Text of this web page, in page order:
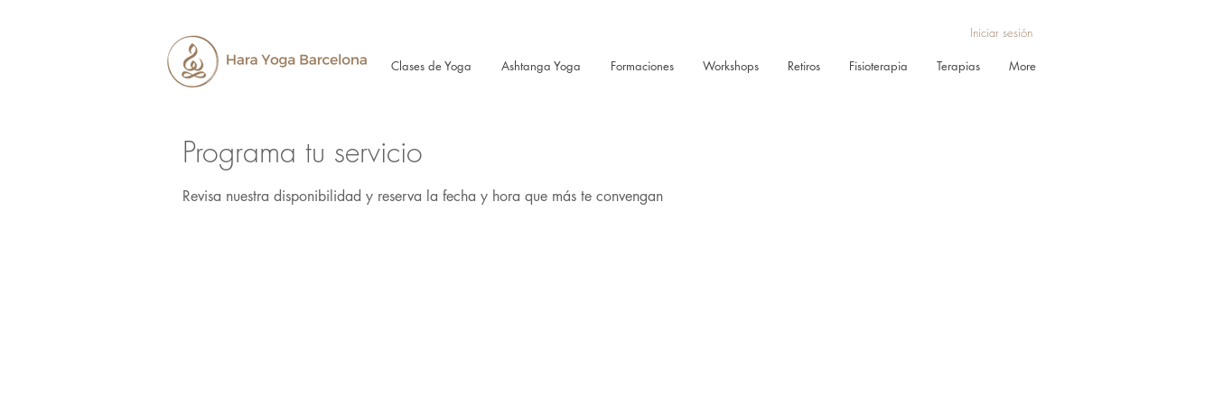
Iniciar sesión
Clases de Yoga Ashtanga Yoga Formaciones Workshops Retiros Fisioterapia Terapias More
Programa tu servicio
Revisa nuestra disponibilidad y reserva la fecha y hora que más te convengan